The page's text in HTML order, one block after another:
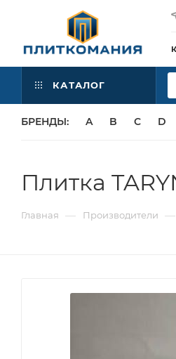
КАТАЛОГ
БРЕНДЫ: A B C D
Плитка
Главная — Производители —